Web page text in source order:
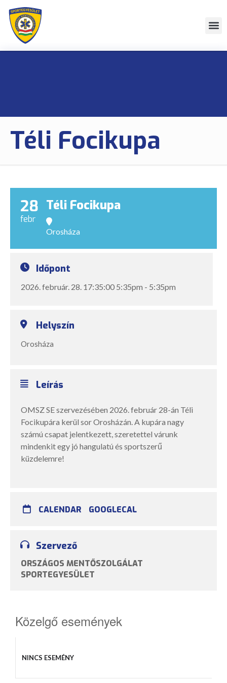
Téli Focikupa
28
febr
Téli Focikupa
Orosháza
Időpont
2026. február. 28. 17:35:00 5:35pm - 5:35pm
Helyszín
Orosháza
Leírás
OMSZ SE szervezésében 2026. február 28-án Téli
Focikupára kerül sor Orosházán. A kupára nagy
számú csapat jelentkezett, szeretettel várunk
mindenkit egy jó hangulatú és sportszerű
küzdelemre!
CALENDAR GOOGLECAL
Szervező
ORSZÁGOS MENTŐSZOLGÁLAT
SPORTEGYESÜLET
Közelgő események
NINCS ESEMÉNY